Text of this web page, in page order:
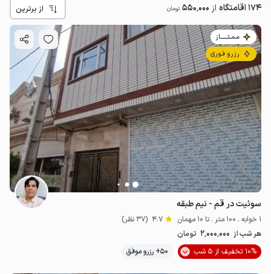
174 اقامتگاه از 550٬000 تومان از برترین
مـمـتــــــاز
رزرو فوری
سوئیت در قم - نیم طبقه
1 خوابه . 100 متر . تا 10 مهمان 4.7 (37 نظر)
هر شب از 2٬000٬000 تومان
10% تخفیف از 5 شب
50+ رزرو موفق